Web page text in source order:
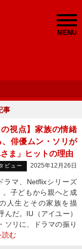
MENU
事
の視点】家族の情緒
俳優ムン・ソリが
ま」ヒットの理由
ビュー 2025年12月26日
マ、Netflixシリーズ
。子どもから親へと成
人生とその家族を描
だ。IU（アイユー）
ソリに、ドラマの振り
読む